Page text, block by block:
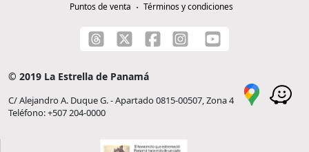
Puntos de venta
Términos y condiciones
© 2019 La Estrella de Panamá
C/ Alejandro A. Duque G. - Apartado 0815-00507, Zona 4
Teléfono: +507 204-0000